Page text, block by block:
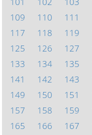
109
110 111
117
118 119
125
126 127
133
134 135
141
142 143
149
150 151
157
158 159
165
166 167